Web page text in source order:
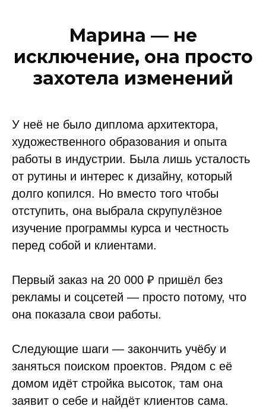
Марина — не
исключение, она просто
захотела изменений
У неё не было диплома архитектора,
художественного образования и опыта
работы в индустрии. Была лишь усталость
от рутины и интерес к дизайну, который
долго копился. Но вместо того чтобы
отступить, она выбрала скрупулёзное
изучение программы курса и честность
перед собой и клиентами.
Первый заказ на 20 000 ₽ пришёл без
рекламы и соцсетей — просто потому, что
она показала свои работы.
Следующие шаги — закончить учёбу и
заняться поиском проектов. Рядом с её
домом идёт стройка высоток, там она
заявит о себе и найдёт клиентов сама.